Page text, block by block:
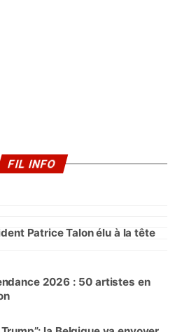
FIL INFO
Patrice Talon élu à la tête
2026 : 50 artistes en